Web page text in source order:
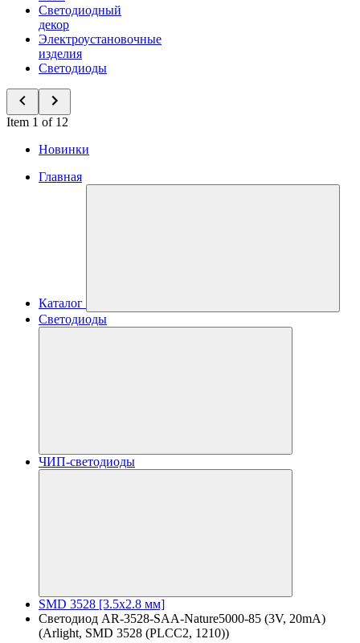
Светодиодный
декор
Электроустановочные
изделия
Светодиоды
Item 1 of 12
Новинки
Главная
Каталог
Светодиоды
ЧИП-светодиоды
SMD 3528 [3.5х2.8 мм]
Светодиод AR-3528-SAA-Nature5000-85 (3V, 20mA)
(Arlight, SMD 3528 (PLCC2, 1210))